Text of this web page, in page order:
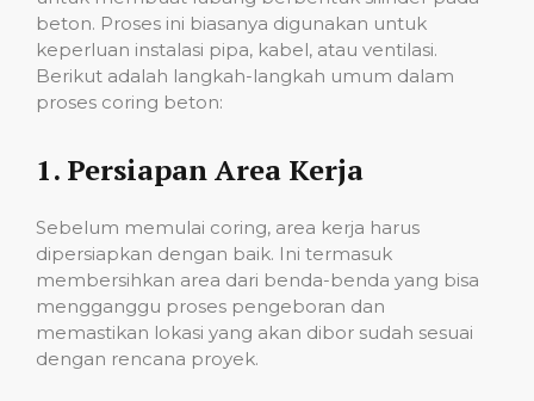
beton. Proses ini biasanya digunakan untuk
keperluan instalasi pipa, kabel, atau ventilasi.
Berikut adalah langkah-langkah umum dalam
proses coring beton:
1. Persiapan Area Kerja
Sebelum memulai coring, area kerja harus
dipersiapkan dengan baik. Ini termasuk
membersihkan area dari benda-benda yang bisa
mengganggu proses pengeboran dan
memastikan lokasi yang akan dibor sudah sesuai
dengan rencana proyek.